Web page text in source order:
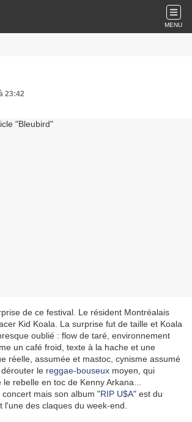
MENU
23:42
de ce festival. Le résident Montréalais
Kid Koala. La surprise fut de taille et Koala
oublié : flow de taré, environnement
un café froid, texte à la hache et une
réelle, assumée et mastoc, cynisme assumé
le reggae-bouseux moyen, qui
rebelle en toc de Kenny Arkana...
mais son album "RIP U$A" est du
l'une des claques du week-end.